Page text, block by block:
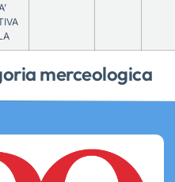
merceologica